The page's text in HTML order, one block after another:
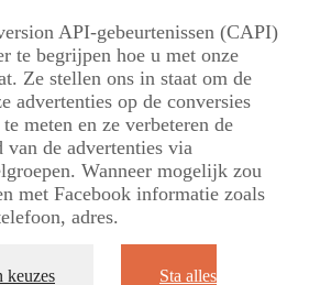
API-gebeurtenissen (CAPI)
te begrijpen hoe u met onze
Ze stellen ons in staat om de
advertenties op de conversies
meten en ze verbeteren de
van de advertenties via
Wanneer mogelijk zou
met Facebook informatie zoals
adres.
keuzes Sta alles